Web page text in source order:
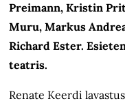
Preimann, Kristin
Muru, Markus
Richard Ester.
teatris.
Renate Keerdi